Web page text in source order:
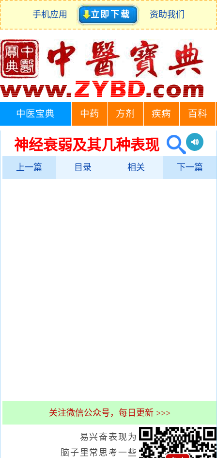
手机应用 立即下载 资助我们
中医宝典 中药 方剂 疾病 百科
神经衰弱及其几种表现
上一篇 目录 相关 下一篇
关注微信公众号，每日更新 >>>
易兴奋表现为
脑子里常思考一些